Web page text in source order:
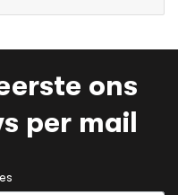
ons
per mail